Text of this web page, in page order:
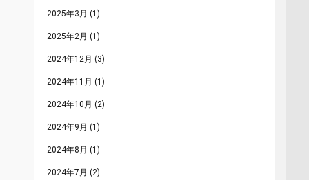
2025年3月 (1)
2025年2月 (1)
2024年12月 (3)
2024年11月 (1)
2024年10月 (2)
2024年9月 (1)
2024年8月 (1)
2024年7月 (2)